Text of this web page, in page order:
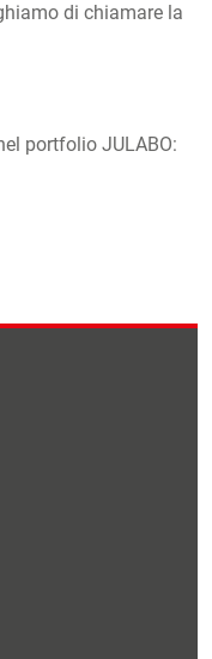
di chiamare la
portfolio JULABO: